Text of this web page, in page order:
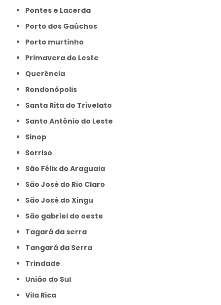
Pontes e Lacerda
Porto dos Gaúchos
Porto murtinho
Primavera do Leste
Querência
Rondonópolis
Santa Rita do Trivelato
Santo Antônio do Leste
Sinop
Sorriso
São Félix do Araguaia
São José do Rio Claro
São José do Xingu
São gabriel do oeste
Tagará da serra
Tangará da Serra
Trindade
União do Sul
Vila Rica